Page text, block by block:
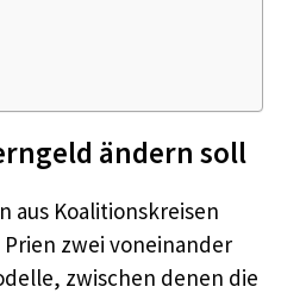
ändern soll
aus Koalitionskreisen
zwei voneinander
zwischen denen die